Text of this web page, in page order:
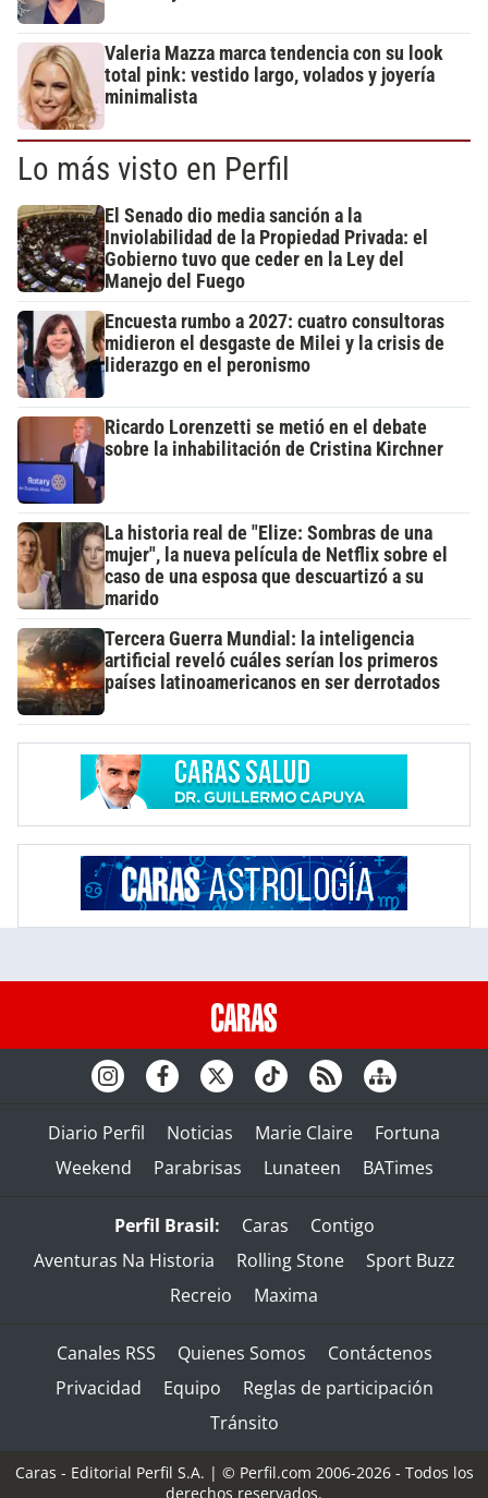
Valeria Mazza marca tendencia con su look
total pink: vestido largo, volados y joyería
minimalista
Lo más visto en Perfil
El Senado dio media sanción a la
Inviolabilidad de la Propiedad Privada: el
Gobierno tuvo que ceder en la Ley del
Manejo del Fuego
Encuesta rumbo a 2027: cuatro consultoras
midieron el desgaste de Milei y la crisis de
liderazgo en el peronismo
Ricardo Lorenzetti se metió en el debate
sobre la inhabilitación de Cristina Kirchner
La historia real de "Elize: Sombras de una
mujer", la nueva película de Netflix sobre el
caso de una esposa que descuartizó a su
marido
Tercera Guerra Mundial: la inteligencia
artificial reveló cuáles serían los primeros
países latinoamericanos en ser derrotados
Diario Perfil Noticias Marie Claire
Fortuna
Weekend
Parabrisas Lunateen BATimes
Perfil Brasil: Caras
Contigo
Aventuras Na Historia
Rolling Stone
Sport Buzz
Recreio
Maxima
Canales RSS Quienes Somos
Contáctenos
Privacidad
Equipo
Reglas de participación
Tránsito
Caras - Editorial Perfil S.A. | © Perfil.com 2006-2026 - Todos los
derechos reservados.